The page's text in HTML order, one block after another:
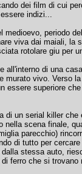
dei film di cui
indizi...
medioevo, periodo
viva dai maiali, la
rotolare giu per
all'interno di una
murato vivo. Verso
essere superiore
di un serial killer
nella scena finale,
parecchio)
di tutto per
stessa auto,
ferro che si